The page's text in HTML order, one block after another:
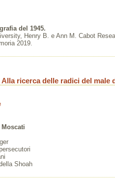
del 1945.
Henry B. e Ann M. Cabot
2019.
ricerca delle radici del male
Shoah